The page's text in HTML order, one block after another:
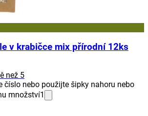
v krabičce mix přírodní 12ks
než 5
číslo nebo použijte šipky nahoru nebo
množství1